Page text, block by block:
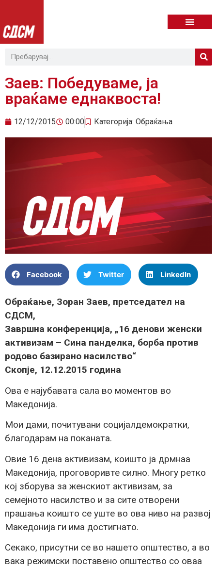
Заев: Победуваме, ја
враќаме еднаквоста!
12/12/2015 00:00 Категорија: Обраќања
Facebook Twitter LinkedIn
Обраќање, Зоран Заев, претседател на
СДСМ,
Завршна конференција, „16 денови женски
активизам – Сина панделка, борба против
родово базирано насилство“
Скопје, 12.12.2015 година
Ова е најубавата сала во моментов во
Македонија.
Мои дами, почитувани социјалдемократки,
благодарам на поканата.
Овие 16 дена активизам, коишто ја дрмнаа
Македонија, проговоривте силно. Многу ретко
кој зборува за женскиот активизам, за
семејното насилство и за сите отворени
прашања коишто се уште во ова ниво на развој
Македонија ги има достигнато.
Секако, присутни се во нашето општество, а во
вака режимски поставено општество со оваа